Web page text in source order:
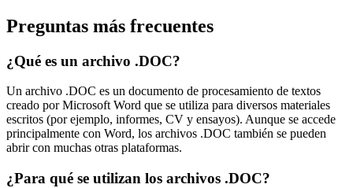
Preguntas más frecuentes
¿Qué es un archivo .DOC?
Un archivo .DOC es un documento de procesamiento de textos
creado por Microsoft Word que se utiliza para diversos materiales
escritos (por ejemplo, informes, CV y ensayos). Aunque se accede
principalmente con Word, los archivos .DOC también se pueden
abrir con muchas otras plataformas.
¿Para qué se utilizan los archivos .DOC?